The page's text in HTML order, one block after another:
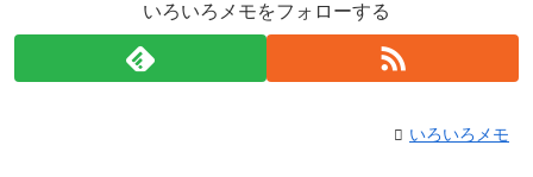
いろいろメモをフォローする
いろいろメモ